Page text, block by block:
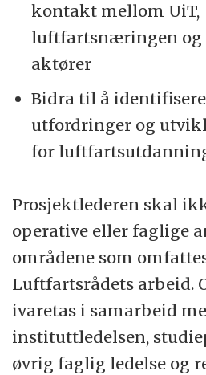
kontakt mellom UiT,
luftfartsnæringen og
aktører
Bidra til å
utfordringer og
for
Prosjektlederen skal
operative eller faglige
områdene som
Luftfartsrådets arbeid.
ivaretas i samarbeid
instituttledelsen,
øvrig faglig ledelse og